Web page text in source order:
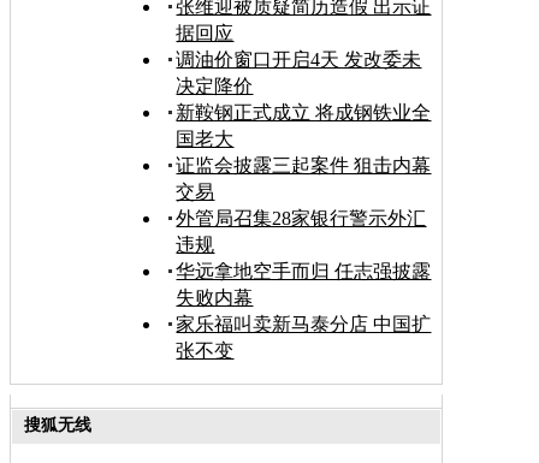
张维迎被质疑简历造假 出示证
据回应
调油价窗口开启4天 发改委未
决定降价
新鞍钢正式成立 将成钢铁业全
国老大
证监会披露三起案件 狙击内幕
交易
外管局召集28家银行警示外汇
违规
华远拿地空手而归 任志强披露
失败内幕
家乐福叫卖新马泰分店 中国扩
张不变
搜狐无线